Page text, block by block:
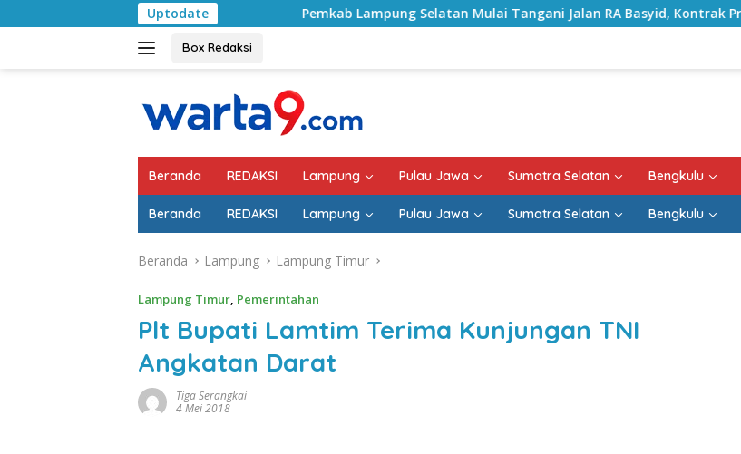
ke
Uptodate
Pemkab Lampung Selatan Mulai Tangani Jalan RA Basyid, Kontrak Proyek Sudah Rampung
Box Redaksi
Beranda REDAKSI Lampung Pulau Jawa Sumatra Selatan Bengkulu
Beranda REDAKSI Lampung Pulau Jawa Sumatra Selatan Bengkulu
Beranda Lampung Lampung Timur
Lampung Timur, Pemerintahan
Plt Bupati Lamtim Terima Kunjungan TNI
Angkatan Darat
Tiga Serangkai
4 Mei 2018